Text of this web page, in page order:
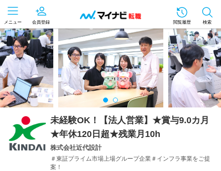
メニュー 会員登録 閲覧履歴 検索
未経験OK！【法人営業】★賞与9.0カ月
★年休120日超★残業月10h
株式会社近代設計
＃東証プライム市場上場グループ企業＃インフラ事業をご提
案！